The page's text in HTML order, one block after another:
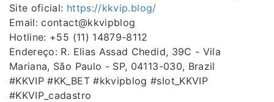
Site oficial: https://kkvip.blog/
Email: contact@kkvipblog
Hotline: +55 (11) 14879-8112
Endereço: R. Elias Assad Chedid, 39C - Vila
Mariana, São Paulo - SP, 04113-030, Brazil
#KKVIP #KK_BET #kkvipblog #slot_KKVIP
#KKVIP_cadastro